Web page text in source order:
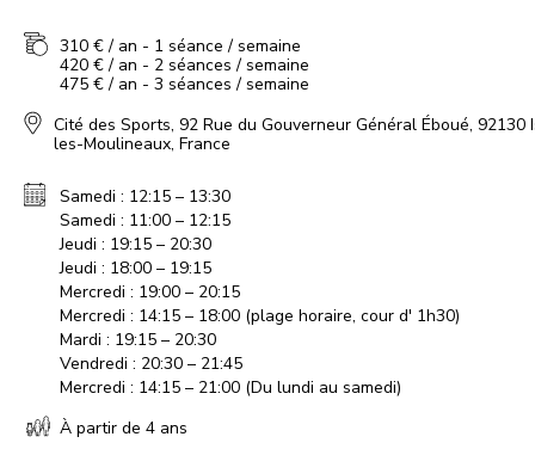
310 € / an - 1 séance / semaine
420 € / an - 2 séances / semaine
475 € / an - 3 séances / semaine
Cité des Sports, 92 Rue du Gouverneur Général Éboué, 92130
les-Moulineaux, France
Samedi : 12:15 – 13:30
Samedi : 11:00 – 12:15
Jeudi : 19:15 – 20:30
Jeudi : 18:00 – 19:15
Mercredi : 19:00 – 20:15
Mercredi : 14:15 – 18:00 (plage horaire, cour d' 1h30)
Mardi : 19:15 – 20:30
Vendredi : 20:30 – 21:45
Mercredi : 14:15 – 21:00 (Du lundi au samedi)
À partir de 4 ans